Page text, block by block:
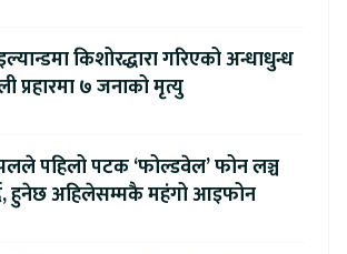
किशोरद्धारा गरिएको अन्धाधुन्ध
गोली प्रहारमा ७ जनाको मृत्यु
पहिलो पटक ‘फोल्डवेल’ फोन लञ्च
हुनेछ अहिलेसम्मकै महंगो आइफोन